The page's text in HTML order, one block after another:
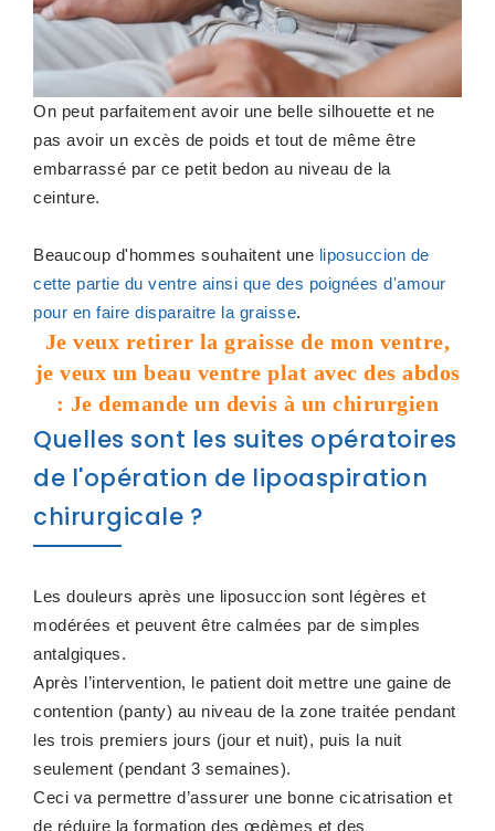
On peut parfaitement avoir une belle silhouette et ne
pas avoir un excès de poids et tout de même être
embarrassé par ce petit bedon au niveau de la
ceinture.
Beaucoup d'hommes souhaitent une liposuccion de
cette partie du ventre ainsi que des poignées d'amour
pour en faire disparaitre la graisse.
Je veux retirer la graisse de mon ventre,
je veux un beau ventre plat avec des abdos
: Je demande un devis à un chirurgien
Quelles sont les suites opératoires
de l'opération de lipoaspiration
chirurgicale ?
Les douleurs après une liposuccion sont légères et
modérées et peuvent être calmées par de simples
antalgiques.
Après l’intervention, le patient doit mettre une gaine de
contention (panty) au niveau de la zone traitée pendant
les trois premiers jours (jour et nuit), puis la nuit
seulement (pendant 3 semaines).
Ceci va permettre d’assurer une bonne cicatrisation et
de réduire la formation des œdèmes et des